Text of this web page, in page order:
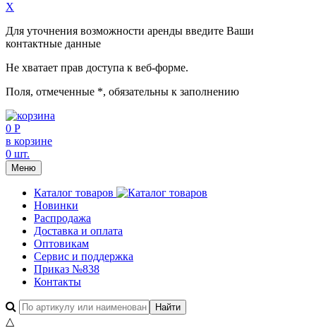
X
Для уточнения возможности аренды введите Ваши
контактные данные
Не хватает прав доступа к веб-форме.
Поля, отмеченные *, обязательны к заполнению
0 Р
в корзине
0 шт.
Меню
Каталог товаров
Новинки
Распродажа
Доставка и оплата
Оптовикам
Сервис и поддержка
Приказ №838
Контакты
△